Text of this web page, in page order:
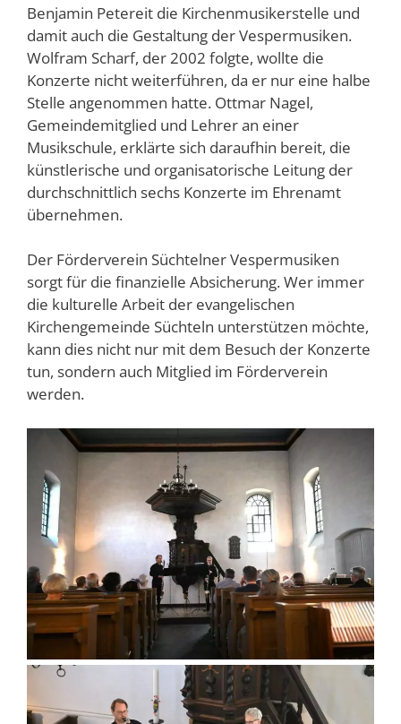
Benjamin Petereit die Kirchenmusikerstelle und
damit auch die Gestaltung der Vespermusiken.
Wolfram Scharf, der 2002 folgte, wollte die
Konzerte nicht weiterführen, da er nur eine halbe
Stelle angenommen hatte. Ottmar Nagel,
Gemeindemitglied und Lehrer an einer
Musikschule, erklärte sich daraufhin bereit, die
künstlerische und organisatorische Leitung der
durchschnittlich sechs Konzerte im Ehrenamt
übernehmen.
Der Förderverein Süchtelner Vespermusiken
sorgt für die finanzielle Absicherung. Wer immer
die kulturelle Arbeit der evangelischen
Kirchengemeinde Süchteln unterstützen möchte,
kann dies nicht nur mit dem Besuch der Konzerte
tun, sondern auch Mitglied im Förderverein
werden.